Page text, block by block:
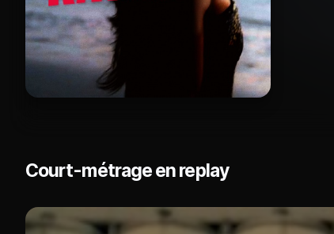
Court-métrage en replay